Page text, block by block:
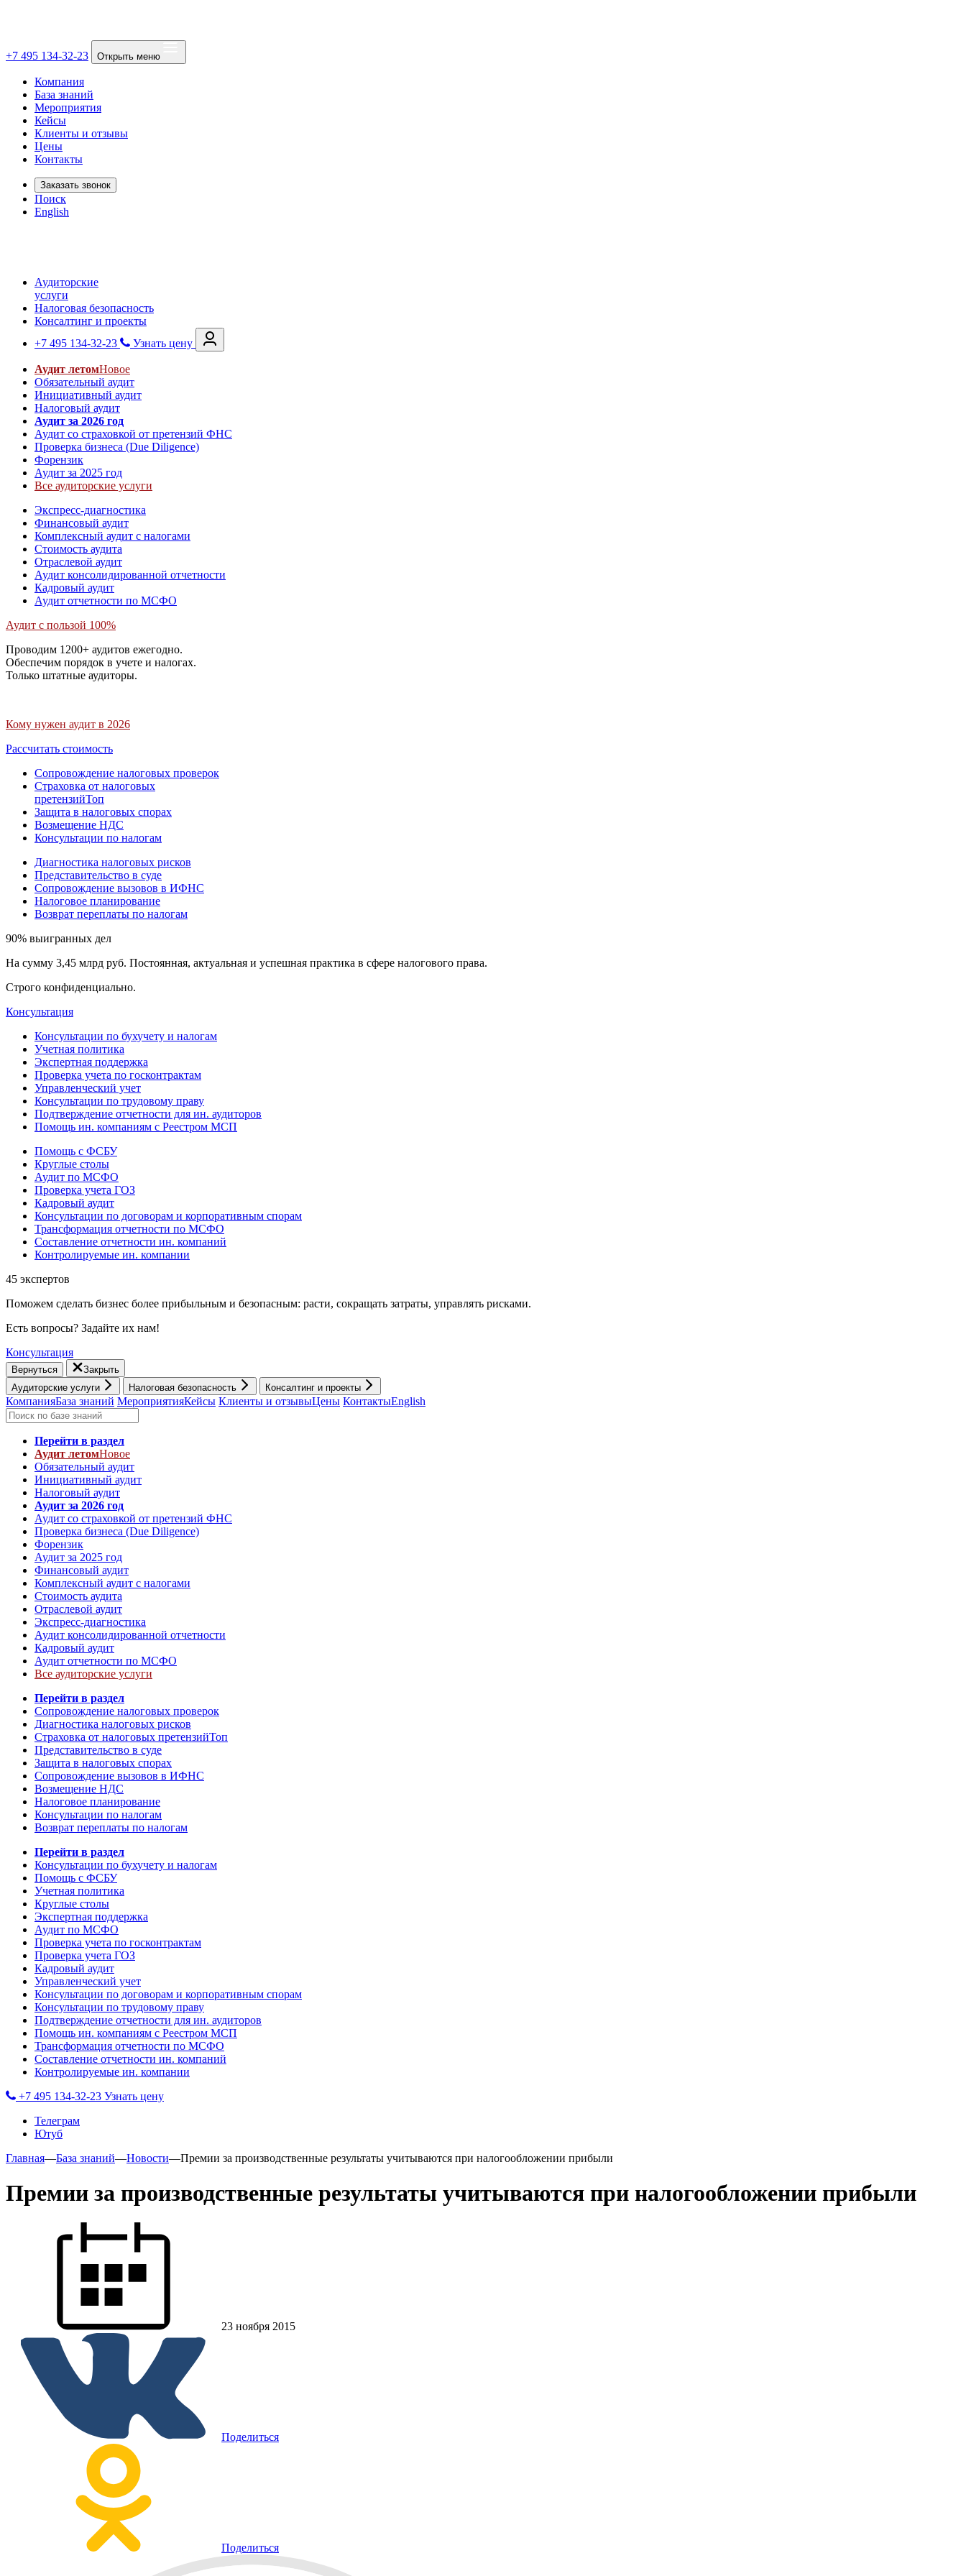
+7 495 134-32-23 Открыть меню
Компания
База знаний
Мероприятия
Кейсы
Клиенты и отзывы
Цены
Контакты
Заказать звонок
Поиск
English
Аудиторские
услуги
Налоговая безопасность
Консалтинг и проекты
+7 495 134-32-23
Узнать цену
Аудит летомНовое
Обязательный аудит
Инициативный аудит
Налоговый аудит
Аудит за 2026 год
Аудит со страховкой от претензий ФНС
Проверка бизнеса (Due Diligence)
Форензик
Аудит за 2025 год
Все аудиторские услуги
Экспресс-диагностика
Финансовый аудит
Комплексный аудит с налогами
Стоимость аудита
Отраслевой аудит
Аудит консолидированной отчетности
Кадровый аудит
Аудит отчетности по МСФО
Аудит с пользой 100%
Проводим 1200+ аудитов ежегодно.
Обеспечим порядок в учете и налогах.
Только штатные аудиторы.
Кому нужен аудит в 2026
Рассчитать стоимость
Сопровождение налоговых проверок
Страховка от налоговых
претензийТоп
Защита в налоговых спорах
Возмещение НДС
Консультации по налогам
Диагностика налоговых рисков
Представительство в суде
Сопровождение вызовов в ИФНС
Налоговое планирование
Возврат переплаты по налогам
90% выигранных дел
На сумму 3,45 млрд руб. Постоянная, актуальная и успешная практика в сфере налогового права.
Строго конфиденциально.
Консультация
Консультации по бухучету и налогам
Учетная политика
Экспертная поддержка
Проверка учета по госконтрактам
Управленческий учет
Консультации по трудовому праву
Подтверждение отчетности для ин. аудиторов
Помощь ин. компаниям с Реестром МСП
Помощь с ФСБУ
Круглые столы
Аудит по МСФО
Проверка учета ГОЗ
Кадровый аудит
Консультации по договорам и корпоративным спорам
Трансформация отчетности по МСФО
Составление отчетности ин. компаний
Контролируемые ин. компании
45 экспертов
Поможем сделать бизнес более прибыльным и безопасным: расти, cокращать затраты, управлять рисками.
Есть вопросы? Задайте их нам!
Консультация
Вернуться
Закрыть
Аудиторские услуги
Налоговая безопасность Консалтинг и проекты
КомпанияБаза знаний МероприятияКейсы Клиенты и отзывыЦены КонтактыEnglish
Перейти в раздел
Аудит летомНовое
Обязательный аудит
Инициативный аудит
Налоговый аудит
Аудит за 2026 год
Аудит со страховкой от претензий ФНС
Проверка бизнеса (Due Diligence)
Форензик
Аудит за 2025 год
Финансовый аудит
Комплексный аудит с налогами
Стоимость аудита
Отраслевой аудит
Экспресс-диагностика
Аудит консолидированной отчетности
Кадровый аудит
Аудит отчетности по МСФО
Все аудиторские услуги
Перейти в раздел
Сопровождение налоговых проверок
Диагностика налоговых рисков
Страховка от налоговых претензийТоп
Представительство в суде
Защита в налоговых спорах
Сопровождение вызовов в ИФНС
Возмещение НДС
Налоговое планирование
Консультации по налогам
Возврат переплаты по налогам
Перейти в раздел
Консультации по бухучету и налогам
Помощь с ФСБУ
Учетная политика
Круглые столы
Экспертная поддержка
Аудит по МСФО
Проверка учета по госконтрактам
Проверка учета ГОЗ
Кадровый аудит
Управленческий учет
Консультации по договорам и корпоративным спорам
Консультации по трудовому праву
Подтверждение отчетности для ин. аудиторов
Помощь ин. компаниям с Реестром МСП
Трансформация отчетности по МСФО
Составление отчетности ин. компаний
Контролируемые ин. компании
+7 495 134-32-23 Узнать цену
Телеграм
Ютуб
Главная—База знаний—Новости—Премии за производственные результаты учитываются при налогообложении прибыли
Премии за производственные результаты учитываются при налогообложении прибыли
23 ноября 2015
Поделиться
Поделиться